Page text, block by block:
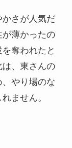
さが人気だ
薄かったの
奪われたと
、東さんの
やり場のな
ません。